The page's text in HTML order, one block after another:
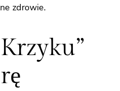
zdrowie.